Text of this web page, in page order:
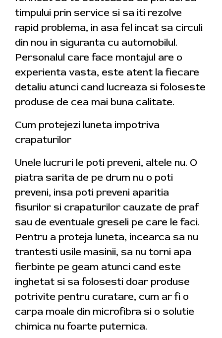
timpului prin service si sa iti rezolve
rapid problema, in asa fel incat sa circuli
din nou in siguranta cu automobilul.
Personalul care face montajul are o
experienta vasta, este atent la fiecare
detaliu atunci cand lucreaza si foloseste
produse de cea mai buna calitate.
Cum protejezi luneta impotriva
crapaturilor
Unele lucruri le poti preveni, altele nu. O
piatra sarita de pe drum nu o poti
preveni, insa poti preveni aparitia
fisurilor si crapaturilor cauzate de praf
sau de eventuale greseli pe care le faci.
Pentru a proteja luneta, incearca sa nu
trantesti usile masinii, sa nu torni apa
fierbinte pe geam atunci cand este
inghetat si sa folosesti doar produse
potrivite pentru curatare, cum ar fi o
carpa moale din microfibra si o solutie
chimica nu foarte puternica.